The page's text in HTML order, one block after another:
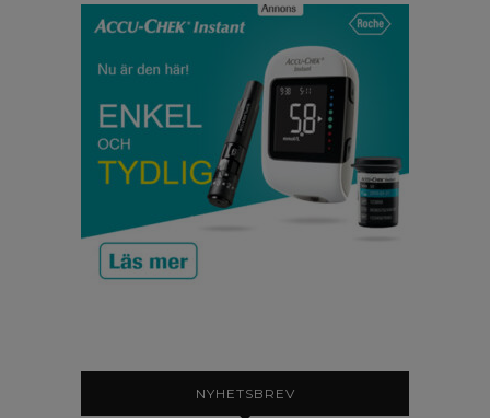
NYHETSBREV